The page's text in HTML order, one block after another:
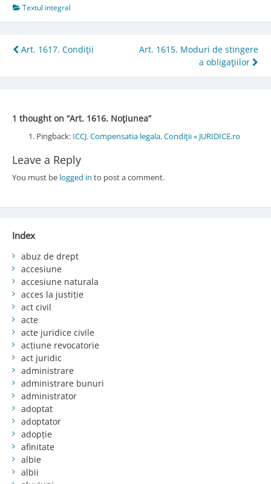
Textul integral
Post
navigation
Art. 1617. Condiţii
Art. 1615. Moduri de stingere
a obligaţiilor
1 thought on “Art. 1616. Noţiunea”
Pingback: ICCJ. Compensatia legala. Condiţii « JURIDICE.ro
Leave a Reply
You must be logged in to post a comment.
Index
abuz de drept
accesiune
accesiune naturala
acces la justiție
act civil
acte
acte juridice civile
acțiune revocatorie
act juridic
administrare
administrare bunuri
administrator
adoptat
adoptator
adopție
afinitate
albie
albii